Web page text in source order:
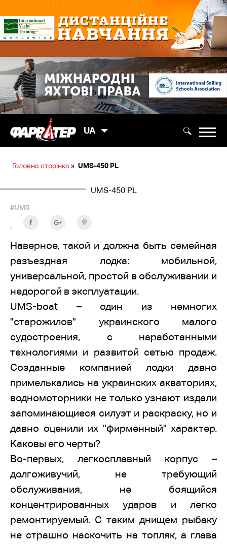
UA
Головна сторінка » UMS-450 PL
UMS-450 PL
#UMS
:
Наверное, такой и должна быть семейная
разъездная лодка: мобильной,
универсальной, простой в обслуживании и
недорогой в эксплуатации.
UMS-boat – один из немногих
"старожилов" украинского малого
судостроения, с наработанными
технологиями и развитой сетью продаж.
Созданные компанией лодки давно
примелькались на украинских акваториях,
водномоторники не только узнают издали
запоминающиеся силуэт и раскраску, но и
давно оценили их "фирменный" характер.
Каковы его черты?
Во-первых, легкосплавный корпус –
долгоживучий, не требующий
обслуживания, не боящийся
концентрированных ударов и легко
ремонтируемый. С таким днищем рыбаку
не страшно наскочить на топляк, а глава